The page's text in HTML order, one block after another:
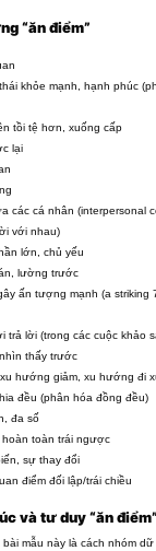
“ăn điểm”
khỏe mạnh, hạnh phúc
tồi tệ hơn, xuống cấp
lại
các cá nhân (interpersonal
với nhau)
lớn, chủ yếu
lường trước
ấn tượng mạnh (a striking
trả lời (trong các cuộc khảo
thấy trước
hướng giảm, xu hướng đi
đều (phân hóa đồng đều)
đa số
hoàn toàn trái ngược
sự thay đổi
điểm đối lập/trái chiều
và tư duy “ăn điểm”
mẫu này là cách nhóm dữ